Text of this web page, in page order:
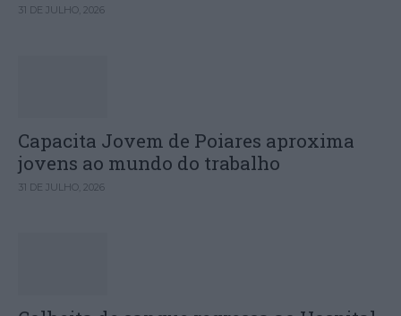
31 DE JULHO, 2026
Capacita Jovem de Poiares aproxima
jovens ao mundo do trabalho
31 DE JULHO, 2026